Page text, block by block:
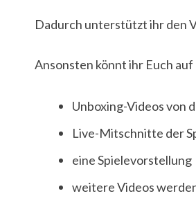
Dadurch unterstützt ihr den
Ansonsten könnt ihr Euch
Unboxing-Videos von
Live-Mitschnitte der
eine Spielevorstellung
weitere Videos